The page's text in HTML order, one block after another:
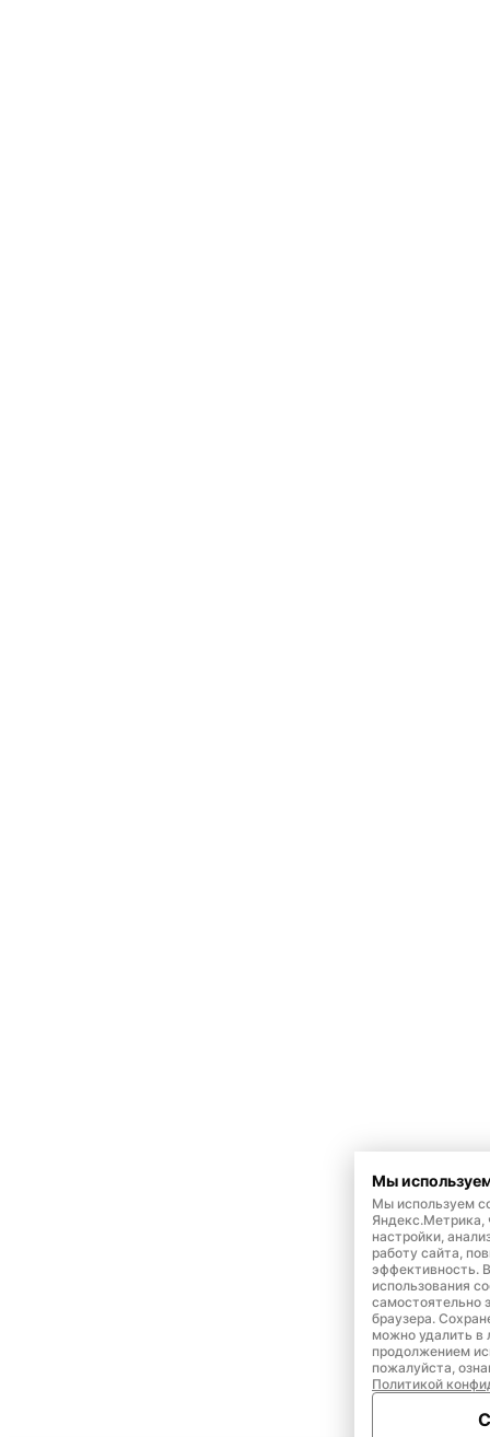
Мы
Мы используем
Яндекс.Метрика,
настройки,
работу сайта,
эффективность.
использования
самостоятельно
браузера.
можно удалить в
продолжением
пожалуйста,
Политикой